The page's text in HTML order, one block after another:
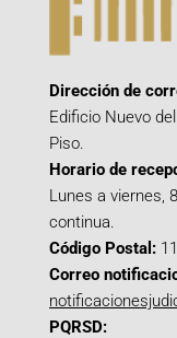
Dirección de
Edificio Nuevo
Piso.
Horario de
Lunes a viernes,
continua.
Código Postal:
Correo
PQRSD: